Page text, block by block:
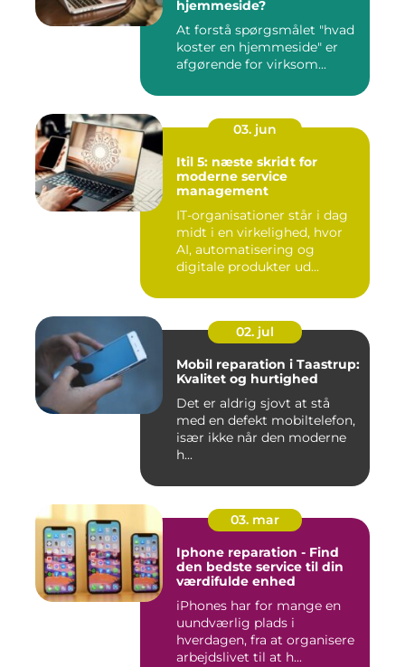
hjemmeside?
At forstå spørgsmålet "hvad
koster en hjemmeside" er
afgørende for virksom...
03. jun
Itil 5: næste skridt for
moderne service
management
IT-organisationer står i dag
midt i en virkelighed, hvor
AI, automatisering og
digitale produkter ud...
02. jul
Mobil reparation i Taastrup:
Kvalitet og hurtighed
Det er aldrig sjovt at stå
med en defekt mobiltelefon,
især ikke når den moderne
h...
03. mar
Iphone reparation - Find
den bedste service til din
værdifulde enhed
iPhones har for mange en
uundværlig plads i
hverdagen, fra at organisere
arbejdslivet til at h...